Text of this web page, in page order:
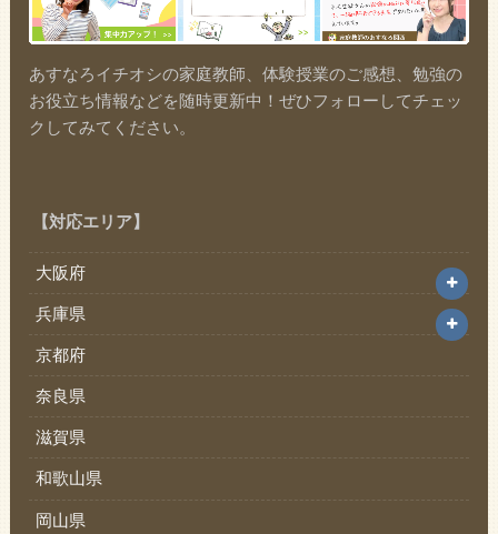
あすなろイチオシの家庭教師、体験授業のご感想、勉強の
お役立ち情報などを随時更新中！ぜひフォローしてチェッ
クしてみてください。
【対応エリア】
大阪府
兵庫県
京都府
奈良県
滋賀県
和歌山県
岡山県